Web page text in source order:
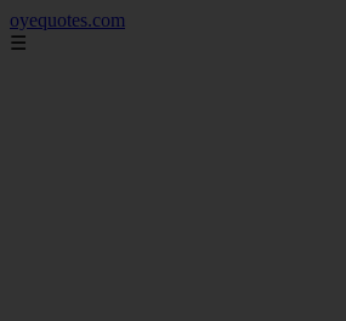
oyequotes.com
☰